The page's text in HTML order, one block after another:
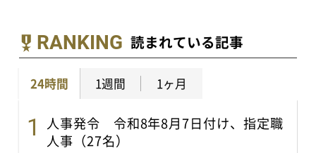
RANKING 読まれている記事
24時間 1週間 1ヶ月
人事発令 令和8年8月7日付け、指定職
人事（27名）